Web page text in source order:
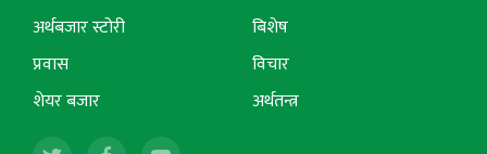
अर्थबजार स्टोरी
प्रवास
शेयर बजार
बिशेष
विचार
अर्थतन्त्र